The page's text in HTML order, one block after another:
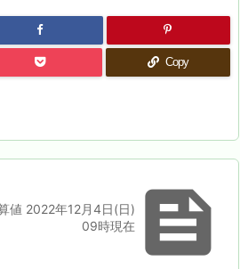
Copy

値 2022年12月4日(日)
09時現在